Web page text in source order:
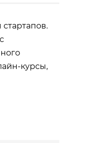
курсы,